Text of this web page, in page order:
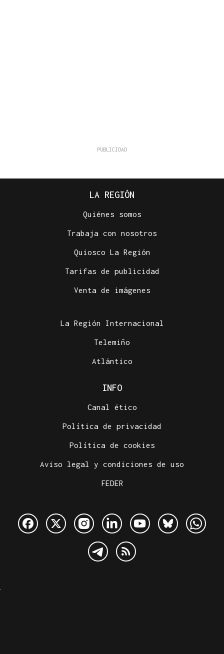
LA REGIÓN
Quiénes somos
Trabaja con nosotros
Quiosco La Región
Tarifas de publicidad
Venta de imágenes
La Región Internacional
Telemiño
Atlántico
INFO
Canal ético
Política de privacidad
Política de cookies
Aviso legal y condiciones de uso
FEDER